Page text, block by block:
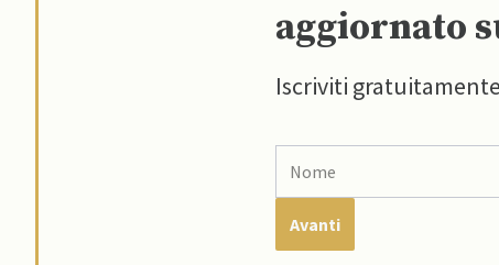
aggiornato
Iscriviti